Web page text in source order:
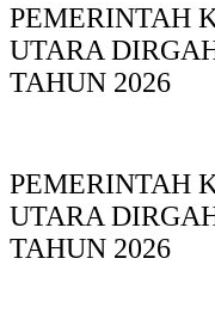
PEMERINTAH
UTARA
TAHUN 2026
PEMERINTAH
UTARA
TAHUN 2026